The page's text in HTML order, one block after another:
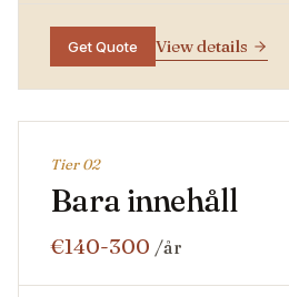
Get Quote View details
Tier 02
Bara innehåll
€140-300 /år